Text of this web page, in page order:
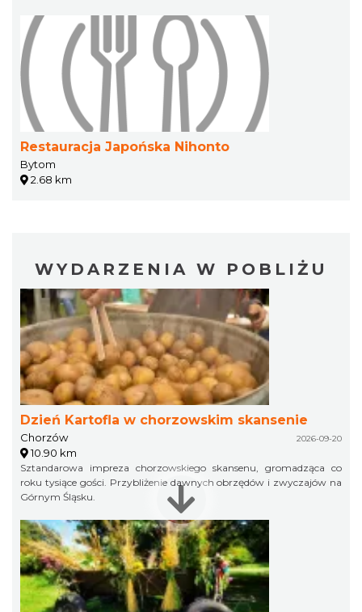
Restauracja Japońska Nihonto
Bytom
2.68 km
WYDARZENIA W POBLIŻU
Dzień Kartofla w chorzowskim skansenie
Chorzów 2026-09-20
10.90 km
Sztandarowa impreza chorzowskiego skansenu, gromadząca co
roku tysiące gości. Przybliżenie dawnych obrzędów i zwyczajów na
Górnym Śląsku.